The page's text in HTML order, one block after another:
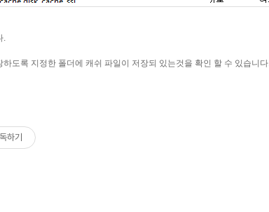
도록 지정한 폴더에 캐쉬 파일이 저장되 있는것을 확인 할 수 있습니다.
하기